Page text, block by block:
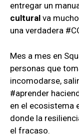
entregar un
cultural va
una verdadera
Mes a mes en
personas que
incomodarse,
#aprender
en el ecosistema
donde la
el fracaso.